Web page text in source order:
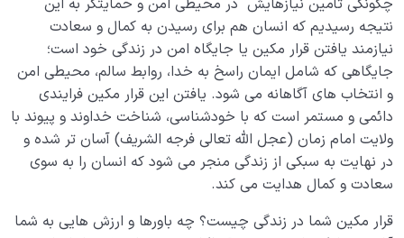
چگونگی تأمین نیازهایش در محیطی امن و حمایتگر به این
نتیجه رسیدیم که انسان هم برای رسیدن به کمال و سعادت
نیازمند یافتن قرار مکین یا جایگاه امن در زندگی خود است؛
جایگاهی که شامل ایمان راسخ به خدا، روابط سالم، محیطی امن
و انتخاب های آگاهانه می شود. یافتن این قرار مکین فرایندی
دائمی و مستمر است که با خودشناسی، شناخت خداوند و پیوند با
ولایت امام زمان (عجل الله تعالی فرجه الشریف) آسان تر شده و
در نهایت به سبکی از زندگی منجر می شود که انسان را به سوی
سعادت و کمال هدایت می کند.
قرار مکین شما در زندگی چیست؟ چه باورها و ارزش هایی به شما